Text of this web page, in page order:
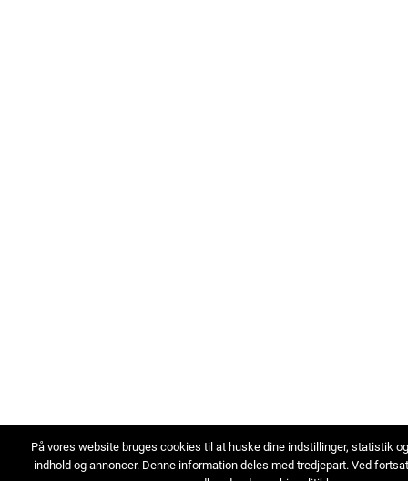
På vores website bruges cookies til at huske dine indstillinger, statistik
indhold og annoncer. Denne information deles med tredjepart. Ved